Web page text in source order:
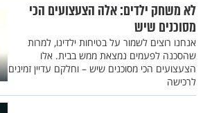
לא משחק ילדים: אלה הצעצועים הכי
מסוכנים שיש
אנחנו רוצים לשמור על בטיחות ילדינו, למרות
שהסכנה לפעמים נמצאת ממש בבית. אלו
הצעצועים הכי מסוכנים שיש – וחלקם עדיין זמינים
לרכישה